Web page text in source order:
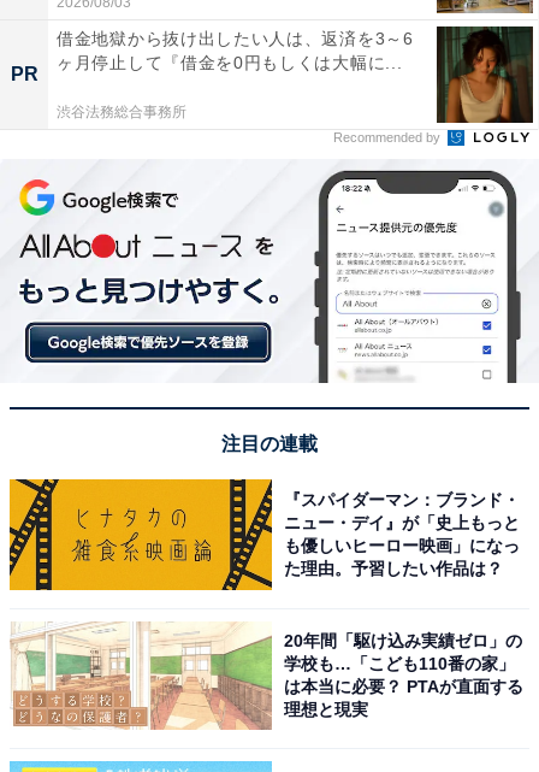
PR
借金地獄から抜け出したい人は、返済を3～6
ヶ月停止して『借金を0円もしくは大幅に...
渋谷法務総合事務所
Recommended by
注目の連載
『スパイダーマン：ブランド・
ニュー・デイ』が「史上もっと
も優しいヒーロー映画」になっ
た理由。予習したい作品は？
20年間「駆け込み実績ゼロ」の
学校も…「こども110番の家」
は本当に必要？ PTAが直面する
理想と現実